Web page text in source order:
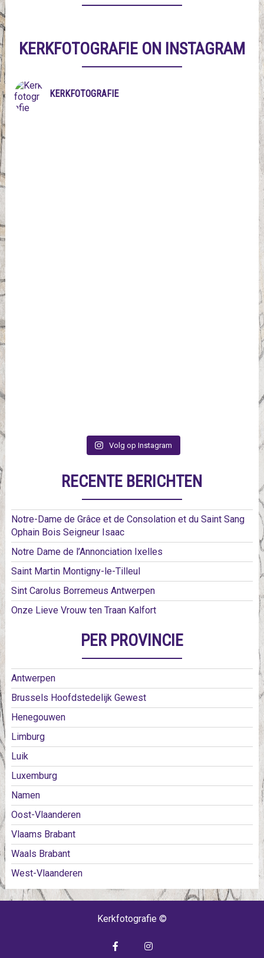
KERKFOTOGRAFIE ON INSTAGRAM
KERKFOTOGRAFIE
Volg op Instagram
RECENTE BERICHTEN
Notre-Dame de Grâce et de Consolation et du Saint Sang
Ophain Bois Seigneur Isaac
Notre Dame de l’Annonciation Ixelles
Saint Martin Montigny-le-Tilleul
Sint Carolus Borremeus Antwerpen
Onze Lieve Vrouw ten Traan Kalfort
PER PROVINCIE
Antwerpen
Brussels Hoofdstedelijk Gewest
Henegouwen
Limburg
Luik
Luxemburg
Namen
Oost-Vlaanderen
Vlaams Brabant
Waals Brabant
West-Vlaanderen
Kerkfotografie ©